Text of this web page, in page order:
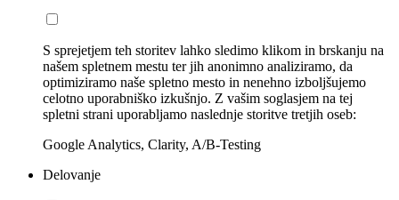
S sprejetjem teh storitev lahko sledimo klikom in brskanju na
našem spletnem mestu ter jih anonimno analiziramo, da
optimiziramo naše spletno mesto in nenehno izboljšujemo
celotno uporabniško izkušnjo. Z vašim soglasjem na tej
spletni strani uporabljamo naslednje storitve tretjih oseb:
Google Analytics, Clarity, A/B-Testing
Delovanje